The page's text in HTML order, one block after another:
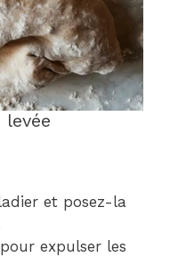
levée
et posez-la
expulser les